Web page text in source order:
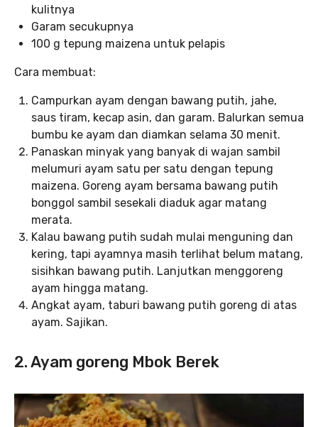
kulitnya
Garam secukupnya
100 g tepung maizena untuk pelapis
Cara membuat:
Campurkan ayam dengan bawang putih, jahe,
saus tiram, kecap asin, dan garam. Balurkan semua
bumbu ke ayam dan diamkan selama 30 menit.
Panaskan minyak yang banyak di wajan sambil
melumuri ayam satu per satu dengan tepung
maizena. Goreng ayam bersama bawang putih
bonggol sambil sesekali diaduk agar matang
merata.
Kalau bawang putih sudah mulai menguning dan
kering, tapi ayamnya masih terlihat belum matang,
sisihkan bawang putih. Lanjutkan menggoreng
ayam hingga matang.
Angkat ayam, taburi bawang putih goreng di atas
ayam. Sajikan.
2. Ayam goreng Mbok Berek